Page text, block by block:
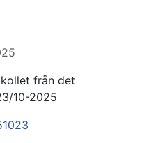
från det
10-2025